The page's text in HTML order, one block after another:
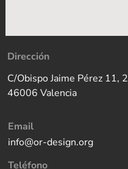
Dirección
C/Obispo Jaime Pérez 11, 2
46006 Valencia
Email
info@or-design.org
Teléfono